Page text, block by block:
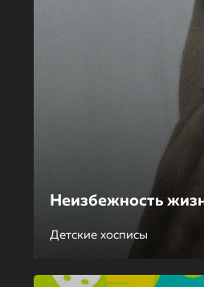
Неизбежность
Детские хосписы